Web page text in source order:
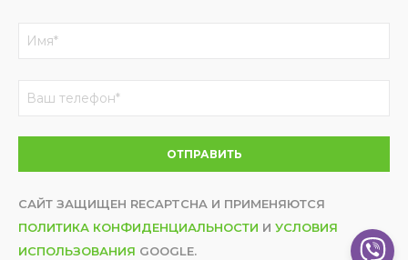
САЙТ ЗАЩИЩЕН RECAPTCHA И ПРИМЕНЯЮТСЯ
ПОЛИТИКА КОНФИДЕНЦИАЛЬНОСТИ И УСЛОВИЯ
ИСПОЛЬЗОВАНИЯ GOOGLE.